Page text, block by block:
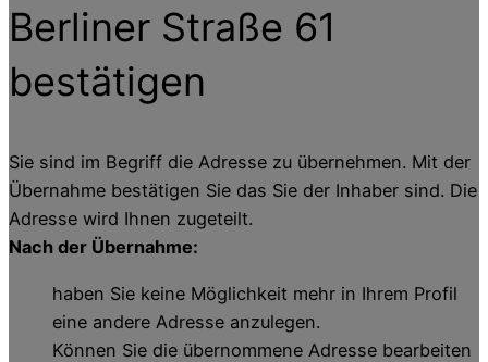
Berliner Straße 61
bestätigen
Sie sind im Begriff die Adresse zu übernehmen. Mit der
Übernahme bestätigen Sie das Sie der Inhaber sind. Die
Adresse wird Ihnen zugeteilt.
Nach der Übernahme:
haben Sie keine Möglichkeit mehr in Ihrem Profil
eine andere Adresse anzulegen.
Können Sie die übernommene Adresse bearbeiten